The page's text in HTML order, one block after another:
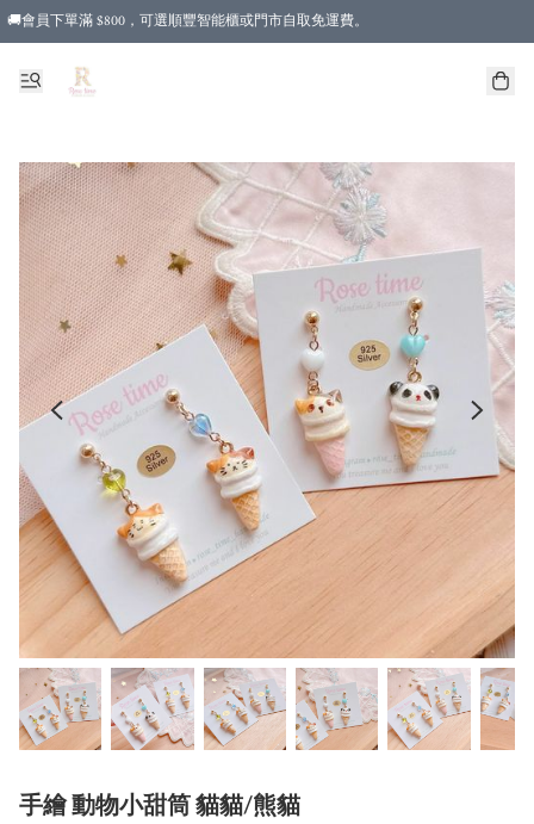
🚚會員下單滿 $800，可選順豐智能櫃或門市自取免運費。
手繪 動物小甜筒 貓貓/熊貓